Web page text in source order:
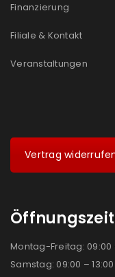
Finanzierung
Filiale & Kontakt
Veranstaltungen
Vertrag
Montag-Freitag: 09:00
Samstag: 09:00 – 13:00